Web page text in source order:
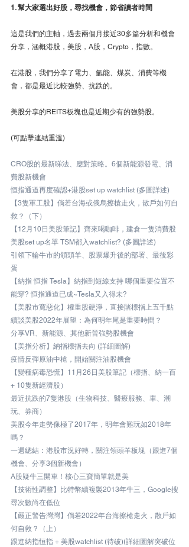
1. 幫大家選出好股，尋找機會，節省讀者時間
這是我們的主軸，過去兩個月接近30多篇分析和機會
分享，涵概港股，美股，A股，Crypto，指數。
在港股，我們分享了電力、氫能、煤炭、消費等機
會，都是最近比較強勢、抗跌的。
美股分享的REITS板塊也是近期少有的強勢股。
(可點擊連結重溫)
CRO股的最新睇法、應對策略。6個新能源發電、消
費股新機會
恒指通道再度確認+港股set up watchlist (多圖詳述)
【3隻軍工股】倘若台海或俄烏擦槍走火，散戶如何自
救？（下）
【12月10日美股筆記】齊來喝咖啡，建倉一隻消費股
美股set up名單 TSM都入watchlist? (多圖詳述)
引領下輪牛市的領頭羊、股票爆升後的部署、最後彩
蛋
【納指 恒指 Tesla】納指到短線支持 哪個重要位置不
能穿? 恒指通道已成~Tesla又入得未?
【美股市寬惡化】權重股硬淨，直接賭標指上五千點
續談美股2022年展望：為何明年尾是重要時間？
分享VR、新能源、其他新晉強勢股機會
【美指分析】納指標指去向 (詳細圖解)
疫情反彈原油中槍，開始關注油股機會
【變種病毒恐慌】11月26日美股筆記（標指、納一百
+ 10隻新經濟股）
最近抗跌的7隻港股（生物科技、醫療服務、車、潮
玩、券商）
美股今年走勢像極了2017年，明年會難玩如2018年
嗎？
一週總結：港股市況好轉，關注領頭羊板塊（跟進7個
機會、分享3個新機會）
A股疑牛三開車！核心三寶簡單就是美
【技術性調整】比特幣續複製2013年牛三，Google搜
尋次數尚在低位
【嚴正警告灣灣】倘若2022年台海擦槍走火，散戶如
何自救？（上）
跟進納指恒指 + 美股watchlist (待破)(詳細圖解突破位